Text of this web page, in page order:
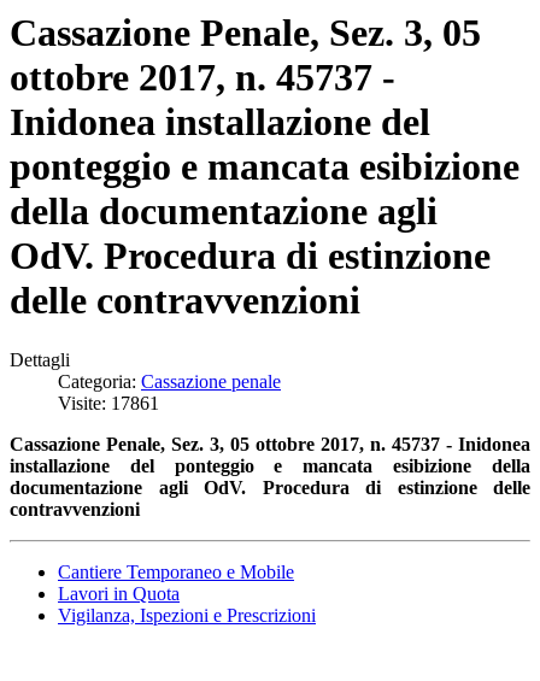
Cassazione Penale, Sez. 3, 05
ottobre 2017, n. 45737 -
Inidonea installazione del
ponteggio e mancata esibizione
della documentazione agli
OdV. Procedura di estinzione
delle contravvenzioni
Dettagli
Categoria: Cassazione penale
Visite: 17861
Cassazione Penale, Sez. 3, 05 ottobre 2017, n. 45737 - Inidonea
installazione del ponteggio e mancata esibizione della
documentazione agli OdV. Procedura di estinzione delle
contravvenzioni
Cantiere Temporaneo e Mobile
Lavori in Quota
Vigilanza, Ispezioni e Prescrizioni